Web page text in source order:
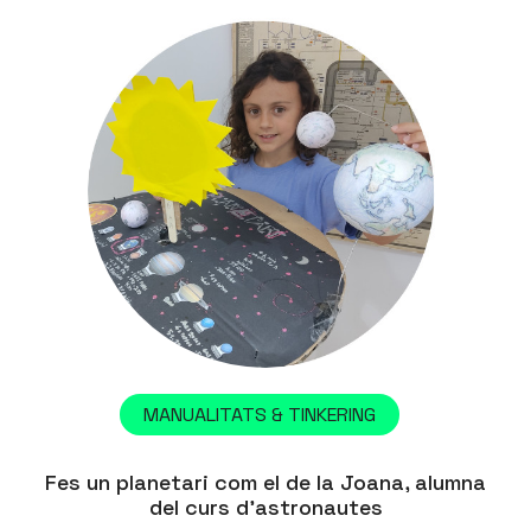
MANUALITATS & TINKERING
Fes un planetari com el de la Joana, alumna
del curs d’astronautes